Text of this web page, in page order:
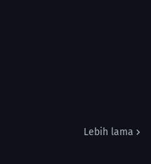
Lebih lama